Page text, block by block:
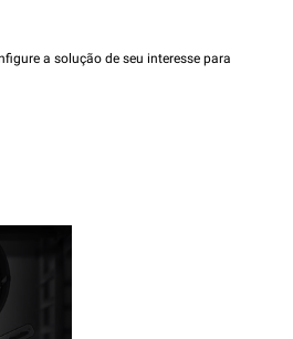
a solução de seu interesse para